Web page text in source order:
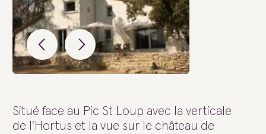
Situé face au Pic St Loup avec la verticale
de l'Hortus et la vue sur le château de